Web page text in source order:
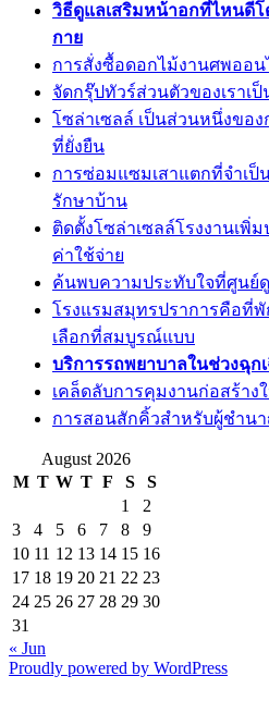
วิธีดูแลเสริมหน้าอกที่ไหนดี
กาย
การสั่งซื้อดอกไม้งานศพออน
จัดกรุ๊ปทัวร์ส่วนตัวของเราเ
โซล่าเซลล์ เป็นส่วนหนึ่งขอ
ที่ยั่งยืน
การซ่อมแซมเสาแตกที่จำเ
รักษาบ้าน
ติดตั้งโซล่าเซลล์โรงงานเพิ่
ค่าใช้จ่าย
ค้นพบความประทับใจที่ศูนย์ดู
โรงแรมสมุทรปราการคือที่
เลือกที่สมบูรณ์แบบ
บริการรถพยาบาลในช่วงฉุก
เคล็ดลับการคุมงานก่อสร้าง
การสอนสักคิ้วสำหรับผู้ชำน
August 2026
M T W T F S
S
1
2
3
4 5 6 7 8
9
10 11 12 13 14 15 16
17 18 19 20 21 22 23
24 25 26 27 28 29 30
31
« Jun
Proudly powered by WordPress